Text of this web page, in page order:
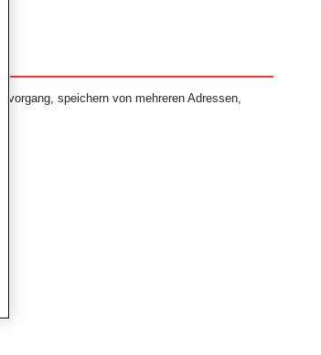
speichern von mehreren Adressen,